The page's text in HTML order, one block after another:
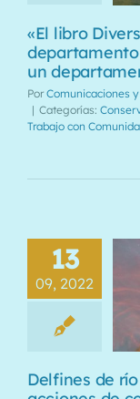
«El libro
un
Por Comunicaciones
| Categorías:
Trabajo con
13
09, 2022
Delfines de